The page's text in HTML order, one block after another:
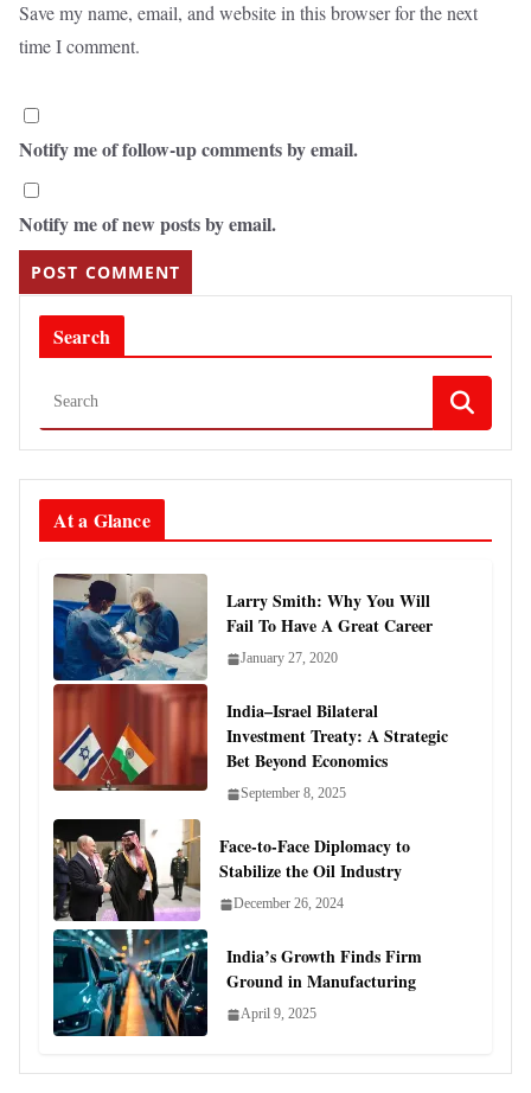
Save my name, email, and website in this browser for the next
time I comment.
Notify me of follow-up comments by email.
Notify me of new posts by email.
Search
At a Glance
Larry Smith: Why You Will
Fail To Have A Great Career
January 27, 2020
India–Israel Bilateral
Investment Treaty: A Strategic
Bet Beyond Economics
September 8, 2025
Face-to-Face Diplomacy to
Stabilize the Oil Industry
December 26, 2024
India’s Growth Finds Firm
Ground in Manufacturing
April 9, 2025